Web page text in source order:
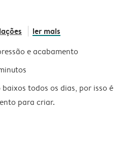
ler mais
e acabamento
todos os dias, por isso é
para criar.